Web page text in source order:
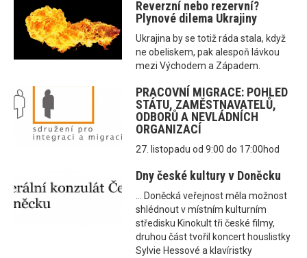
Reverzní nebo rezervní?
Plynové dilema Ukrajiny
Ukrajina by se totiž ráda stala, když
ne obeliskem, pak alespoň lávkou
mezi Východem a Západem.
PRACOVNÍ MIGRACE: POHLED
STÁTU, ZAMĚSTNAVATELŮ,
ODBORŮ A NEVLÁDNÍCH
ORGANIZACÍ
27. listopadu od 9:00 do 17:00hod
Dny české kultury v Doněcku
... Doněcká veřejnost měla možnost
shlédnout v místním kulturním
středisku Kinokult tři české filmy,
druhou část tvořil koncert houslistky
Sylvie Hessové a klavíristky